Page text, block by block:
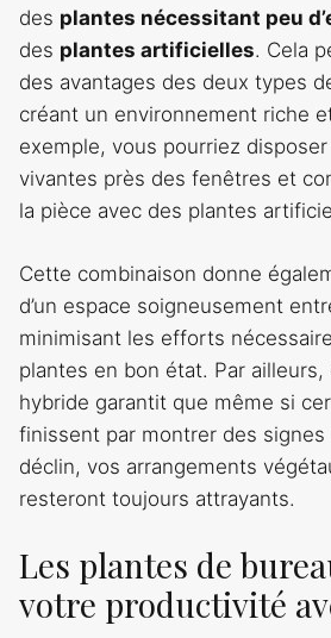
des plantes nécessitant peu
des plantes artificielles. Cela
des avantages des deux types
créant un environnement riche
exemple, vous pourriez
vivantes près des fenêtres et
la pièce avec des plantes
Cette combinaison donne
d’un espace soigneusement
minimisant les efforts
plantes en bon état. Par
hybride garantit que même si
finissent par montrer des
déclin, vos arrangements
resteront toujours attrayants.
Les plantes de
votre productivité